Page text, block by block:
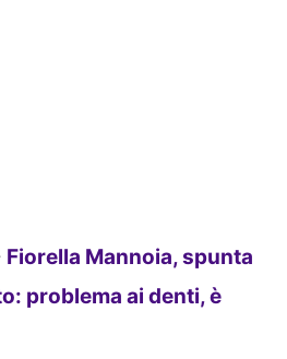
Fiorella Mannoia, spunta
problema ai denti, è